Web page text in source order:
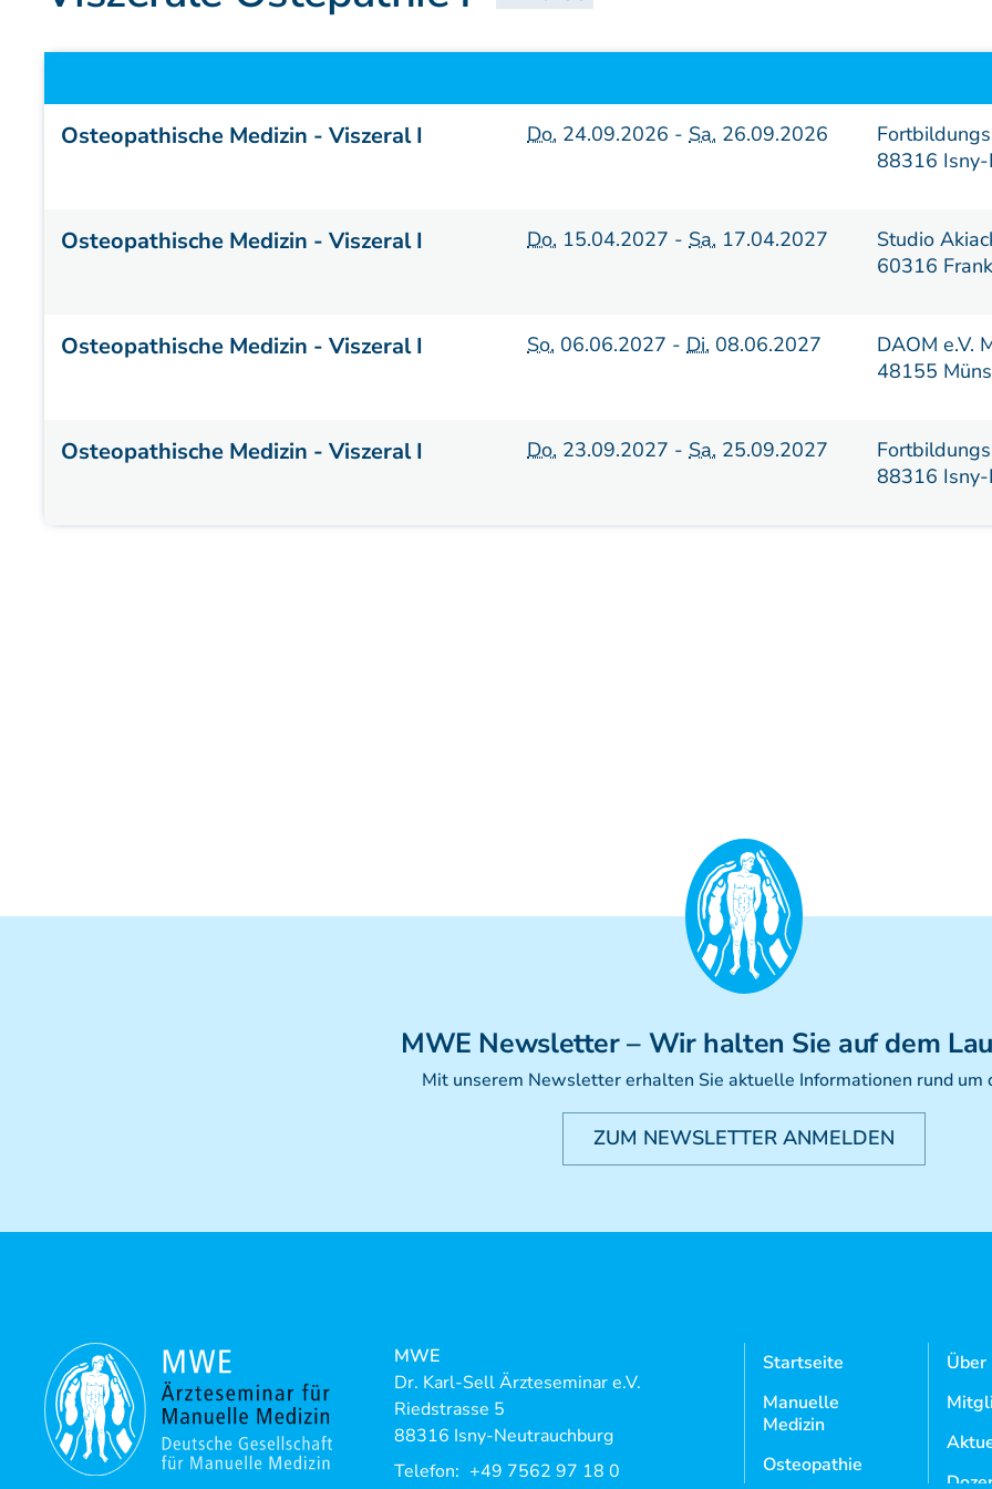
Patienteninformation Lehrstätten
Osteopathische Medizin - Viszeral I
Do. 24.09.2026 -Sa. 26.09.2026
88316
Osteopathische Medizin - Viszeral I Do. 15.04.2027 -Sa. 17.04.2027
Studio
60316
Osteopathische Medizin - Viszeral I So. 06.06.2027 -Di. 08.06.2027
DAOM e.V.
48155
Osteopathische Medizin - Viszeral I Do. 23.09.2027 -Sa. 25.09.2027
88316
MWE Newsletter– Wir halten Sie auf dem
Mit unserem Newsletter erhalten Sie aktuelle Informationen rund um
ZUM NEWSLETTER ANMELDEN
MWE
Dr. Karl-Sell Ärzteseminar e.V.
Riedstrasse 5
88316 Isny-Neutrauchburg
Telefon: +49 7562 97 18 0
Startseite
Manuelle
Medizin
Osteopathie
Über